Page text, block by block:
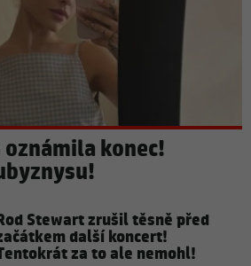
oznámila konec!
Stewart zrušil těsně před
další koncert!
za to ale nemohl!